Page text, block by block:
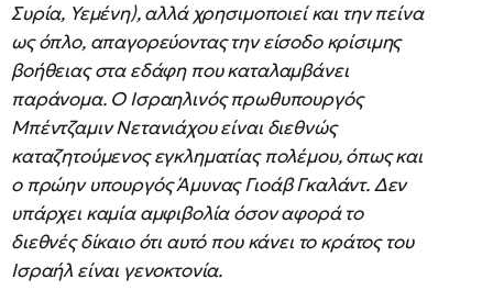
Συρία, Υεμένη), αλλά χρησιμοποιεί και την πείνα
ως όπλο, απαγορεύοντας την είσοδο κρίσιμης
βοήθειας στα εδάφη που καταλαμβάνει
παράνομα. Ο Ισραηλινός πρωθυπουργός
Μπέντζαμιν Νετανιάχου είναι διεθνώς
καταζητούμενος εγκληματίας πολέμου, όπως και
ο πρώην υπουργός Άμυνας Γιοάβ Γκαλάντ. Δεν
υπάρχει καμία αμφιβολία όσον αφορά το
διεθνές δίκαιο ότι αυτό που κάνει το κράτος του
Ισραήλ είναι γενοκτονία.